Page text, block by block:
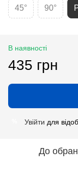
45° 90°
В наявності
435 грн
Увійти для
До